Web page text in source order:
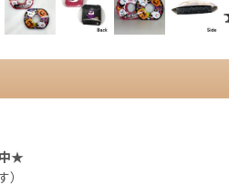
★
）